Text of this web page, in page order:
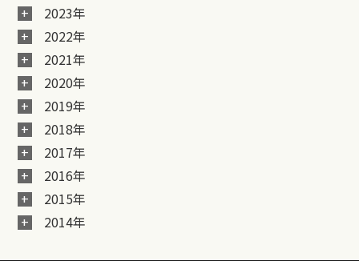
2023年
2022年
2021年
2020年
2019年
2018年
2017年
2016年
2015年
2014年